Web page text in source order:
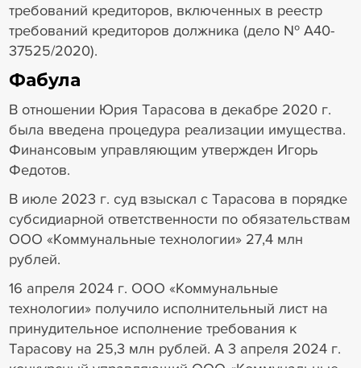
требований кредиторов, включенных в реестр
требований кредиторов должника (дело № А40-
37525/2020).
Фабула
В отношении Юрия Тарасова в декабре 2020 г.
была введена процедура реализации имущества.
Финансовым управляющим утвержден Игорь
Федотов.
В июле 2023 г. суд взыскал с Тарасова в порядке
субсидиарной ответственности по обязательствам
ООО «Коммунальные технологии» 27,4 млн
рублей.
16 апреля 2024 г. ООО «Коммунальные
технологии» получило исполнительный лист на
принудительное исполнение требования к
Тарасову на 25,3 млн рублей. А 3 апреля 2024 г.